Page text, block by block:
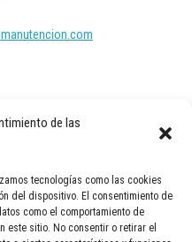
de las
tecnologías como las cookies
del dispositivo. El consentimiento de
como el comportamiento de
este sitio. No consentir o retirar el
Política de Cookies